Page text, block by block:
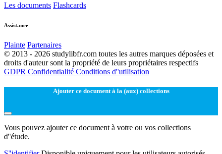
Les documents Flashcards
Assistance
Plainte Partenaires
© 2013 - 2026 studylibfr.com toutes les autres marques déposées et
droits d'auteur sont la propriété de leurs propriétaires respectifs
GDPR Confidentialité Conditions d''utilisation
Ajouter ce document à la (aux) collections
Vous pouvez ajouter ce document à votre ou vos collections
d''étude.